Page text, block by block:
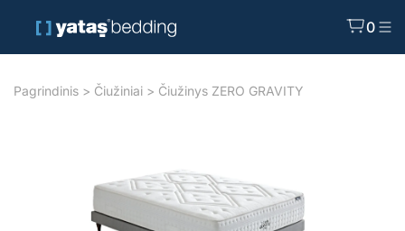
0
Pagrindinis > Čiužiniai > Čiužinys ZERO GRAVITY